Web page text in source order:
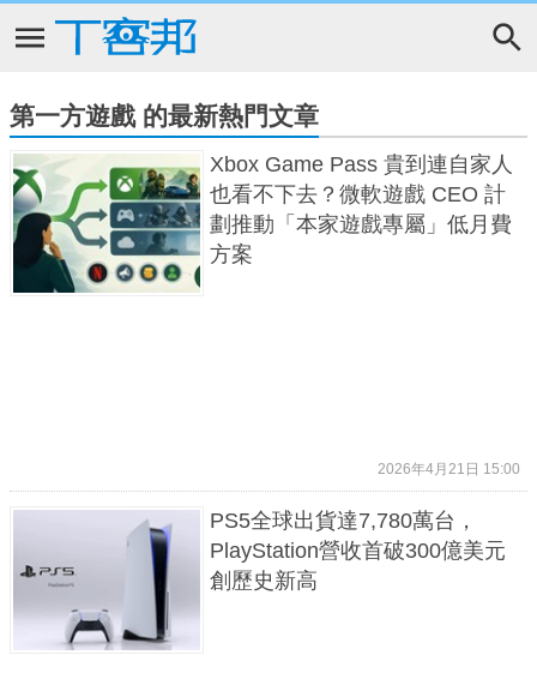
第一方遊戲 的最新熱門文章
Xbox Game Pass 貴到連自家人
也看不下去？微軟遊戲 CEO 計
劃推動「本家遊戲專屬」低月費
方案
2026年4月21日 15:00
PS5全球出貨達7,780萬台，
PlayStation營收首破300億美元
創歷史新高